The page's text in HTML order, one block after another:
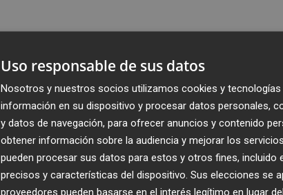
Uso responsable de sus datos
Nosotros y nuestros socios utilizamos cookies y tecnologías
información en su dispositivo y procesar datos personales,
y datos de navegación, para ofrecer anuncios y contenido
obtener información sobre la audiencia y mejorar los servicios.
pueden procesar sus datos para estos y otros fines, incluido
precisos y características del dispositivo. Sus elecciones se
proveedores pueden basarse en el interés legítimo en lugar